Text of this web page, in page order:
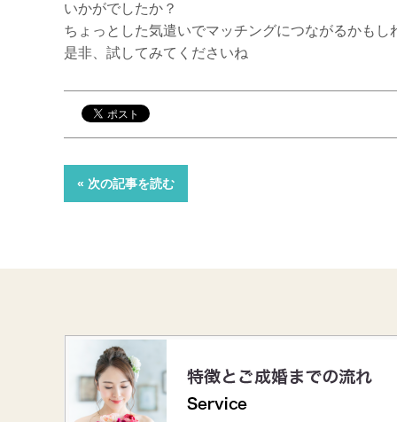
いかがでしたか？
ちょっとした気遣いでマッチングにつながるかもし
是非、試してみてくださいね
« 次の記事を読む